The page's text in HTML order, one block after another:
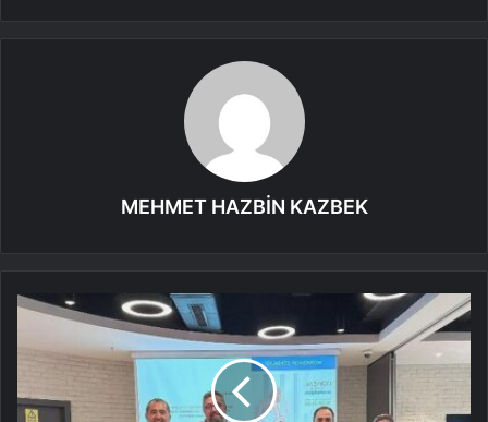
MEHMET HAZBİN KAZBEK